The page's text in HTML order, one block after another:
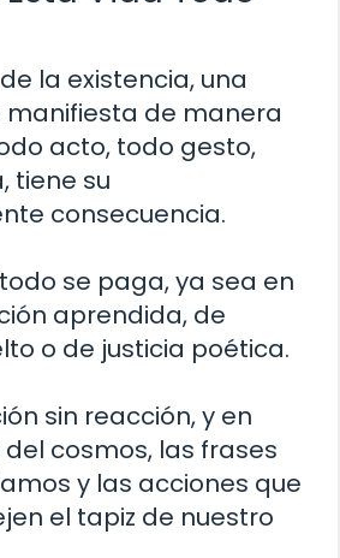
la existencia, una
de manera
acto, todo gesto,
tiene su
consecuencia.
se paga, ya sea en
aprendida, de
o de justicia poética.
sin reacción, y en
cosmos, las frases
y las acciones que
el tapiz de nuestro